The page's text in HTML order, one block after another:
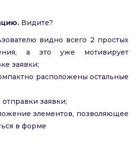
Видите?
видно всего 2 простых
а это уже мотивирует
заявки;
расположены остальные
заявки;
элементов, позволяющее
в форме